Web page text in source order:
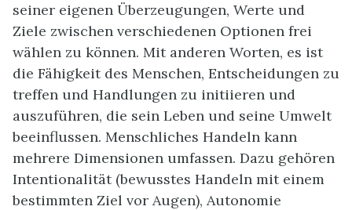
seiner eigenen Überzeugungen, Werte und
Ziele zwischen verschiedenen Optionen frei
wählen zu können. Mit anderen Worten, es ist
die Fähigkeit des Menschen, Entscheidungen zu
treffen und Handlungen zu initiieren und
auszuführen, die sein Leben und seine Umwelt
beeinflussen. Menschliches Handeln kann
mehrere Dimensionen umfassen. Dazu gehören
Intentionalität (bewusstes Handeln mit einem
bestimmten Ziel vor Augen), Autonomie